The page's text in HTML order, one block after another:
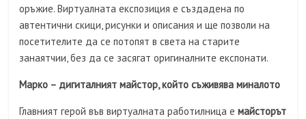
оръжие. Виртуалната експозиция е създадена по
автентични скици, рисунки и описания и ще позволи на
посетителите да се потопят в света на старите
занаятчии, без да се засягат оригиналните експонати.
Марко – дигиталният майстор, който съживява миналото
Главният герой във виртуалната работилница емайсторът